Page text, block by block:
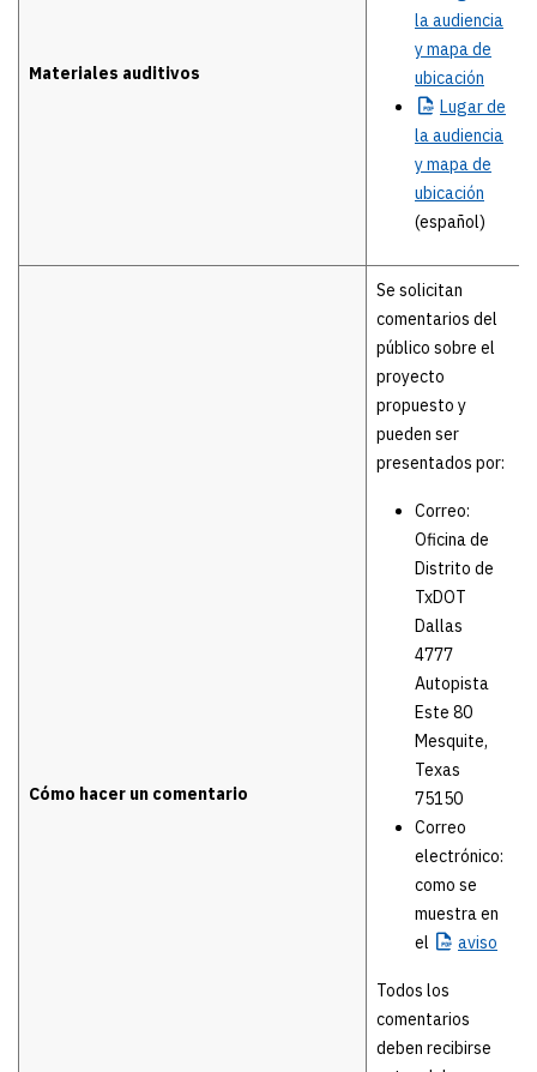
Materiales auditivos
la audiencia
y mapa de
ubicación
Lugarde
la audiencia
y mapa de
ubicación
(español)
Cómo hacer un comentario
Se solicitan
comentarios del
público sobre el
proyecto
propuesto y
pueden ser
presentados por:
Correo:
Oficina de
Distrito de
TxDOT
Dallas
4777
Autopista
Este 80
Mesquite,
Texas
75150
Correo
electrónico:
como se
muestra en
el
aviso
Todos los
comentarios
deben recibirse